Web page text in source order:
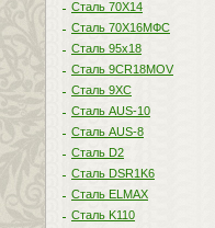
Сталь 70Х14
Сталь 70Х16МФС
Сталь 95х18
Сталь 9CR18MOV
Сталь 9ХС
Сталь AUS-10
Сталь AUS-8
Сталь D2
Сталь DSR1K6
Сталь ELMAX
Сталь K110